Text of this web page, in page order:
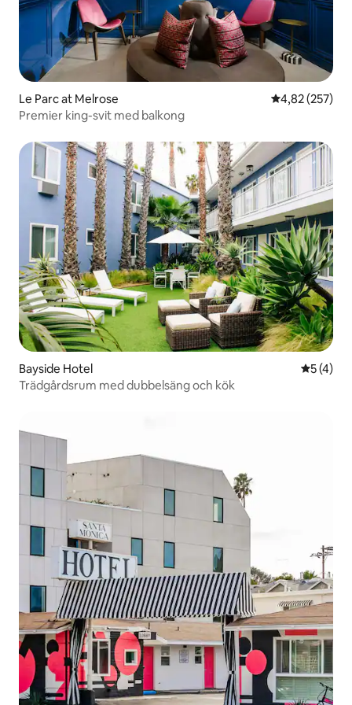
Le Parc at Melrose 4,82 av 5 i
4,82 (257)
Premier king-svit med balkong
Bayside Hotel 5 av 5 i
5 (4)
Trädgårdsrum med dubbelsäng och kök